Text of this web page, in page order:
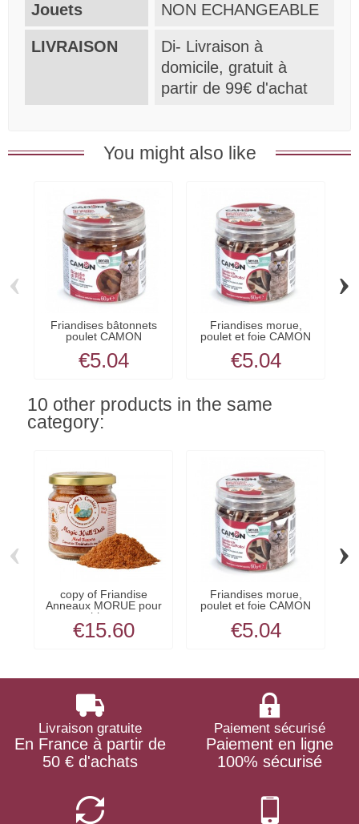
Jouets NON ECHANGEABLE
LIVRAISON
Di- Livraison à
domicile, gratuit à
partir de 99€ d'achat
You might also like
Friandises bâtonnets
poulet CAMON
€5.04
Friandises morue,
poulet et foie CAMON
€5.04
‹ ›
10 other products in the same
category:
copy of Friandise
Anneaux MORUE pour
chien...
€15.60
Friandises morue,
poulet et foie CAMON
€5.04
‹ ›
Livraison gratuite
En France à partir de
50 € d'achats
Paiement sécurisé
Paiement en ligne
100% sécurisé